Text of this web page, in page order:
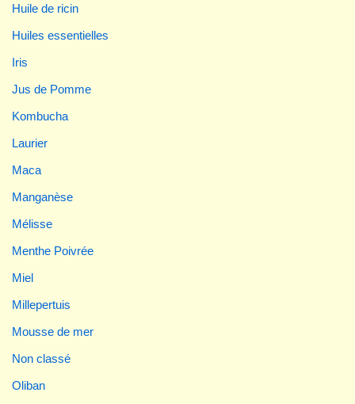
Huile de ricin
Huiles essentielles
Iris
Jus de Pomme
Kombucha
Laurier
Maca
Manganèse
Mélisse
Menthe Poivrée
Miel
Millepertuis
Mousse de mer
Non classé
Oliban